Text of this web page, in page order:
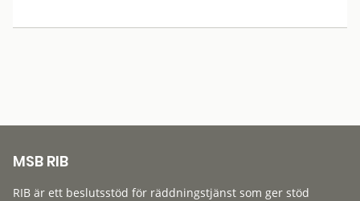
MSB RIB
RIB är ett beslutsstöd för räddningstjänst som ger stöd